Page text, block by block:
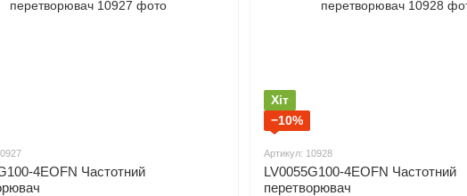
4EOFN Частотний
Хіт
−10%
Артикул: 10928
LV0055G100-4EOFN Частотний
перетворювач